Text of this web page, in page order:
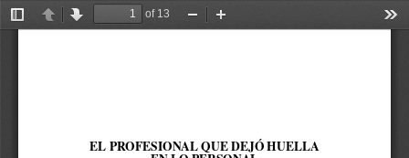
TogglePreviousNext
of 13
Zoom
EL PROFESIONAL QUE DEJÓ HUELLA